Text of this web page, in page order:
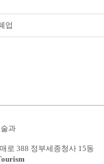
업
과
로 388 정부세종청사 15동